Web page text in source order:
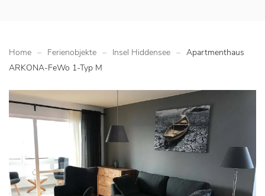
Home Ferienobjekte Insel Hiddensee
Apartmenthaus
ARKONA-FeWo 1-Typ M